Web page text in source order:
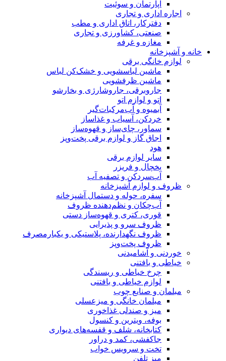
آپارتمان و سوئیت
اجاره اداری و تجاری
دفترکار، اتاق اداری و مطب
صنعتی، کشاورزی و تجاری
مغازه و غرفه
خانه و آشپزخانه
لوازم خانگی برقی
ماشین لباسشویی و خشک‌کن لباس
ماشین ظرفشویی
جاروبرقی، جاروشارژی و بخارشو
اتو و لوازم اتو
آبمیوه و آب‌مرکبات‌گیر
خردکن، آسیاب و غذاساز
سماور، چای‌ساز و قهوه‌ساز
اجاق گاز و لوازم برقی پخت‌وپز
هود
سایر لوازم برقی
یخچال و فریزر
آب‌سردکن و تصفیه آب
ظروف و لوازم آشپزخانه
سفره، حوله و دستمال آشپزخانه
آب‌چکان و نظم‌دهنده ظروف
قوری، کتری و قهوه‌ساز دستی
ظروف سرو و پذیرایی
ظروف نگهدارنده، پلاستیکی و یکبارمصرف
ظروف پخت‌وپز
خوردنی و آشامیدنی
خیاطی و بافتنی
چرخ خیاطی و ریسندگی
لوازم خیاطی و بافتنی
مبلمان و صنایع چوب
مبلمان خانگی و میزعسلی
میز و صندلی غذاخوری
بوفه، ویترین و کنسول
کتابخانه، شلف و قفسه‌های دیواری
جاکفشی، کمد و دراور
تخت و سرویس خواب
میز تلفن